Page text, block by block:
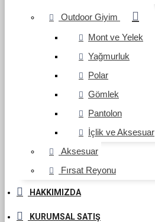
Outdoor Giyim
Mont ve Yelek
Yağmurluk
Polar
Gömlek
Pantolon
İçlik ve Aksesuar
Aksesuar
Fırsat Reyonu
HAKKIMIZDA
KURUMSAL SATIŞ